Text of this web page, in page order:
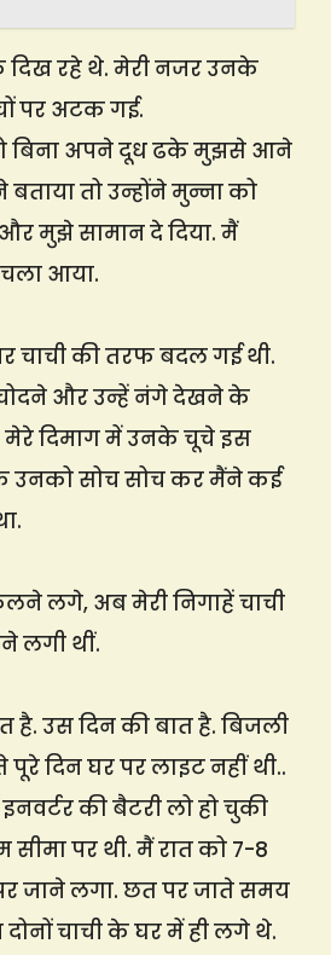
रहे थे. मेरी नजर उनके
पर अटक गई.
बिना अपने दूध ढके मुझसे आने
तो उन्होंने मुन्ना को
मुझे सामान दे दिया. मैं
आया.
चाची की तरफ बदल गई थी.
और उन्हें नंगे देखने के
दिमाग में उनके चूचे इस
उनको सोच सोच कर मैंने कई
लगे, अब मेरी निगाहें चाची
लगी थीं.
है. उस दिन की बात है. बिजली
दिन घर पर लाइट नहीं थी..
की बैटरी लो हो चुकी
सीमा पर थी. मैं रात को 7-8
जाने लगा. छत पर जाते समय
चाची के घर में ही लगे थे.